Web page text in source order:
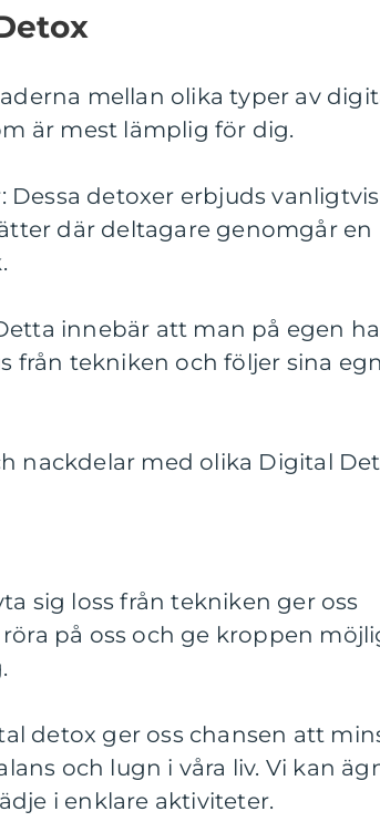
mellan olika typer av
är mest lämplig för dig.
Dessa detoxer erbjuds
där deltagare genomgår en
innebär att man på egen
från tekniken och följer sina
nackdelar med olika Digital
sig loss från tekniken ger oss
på oss och ge kroppen
detox ger oss chansen att
och lugn i våra liv. Vi kan
i enklare aktiviteter.